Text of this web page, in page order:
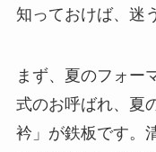
知っておけば、迷
まず、夏のフォー
式のお呼ばれ、夏
衿」が鉄板です。